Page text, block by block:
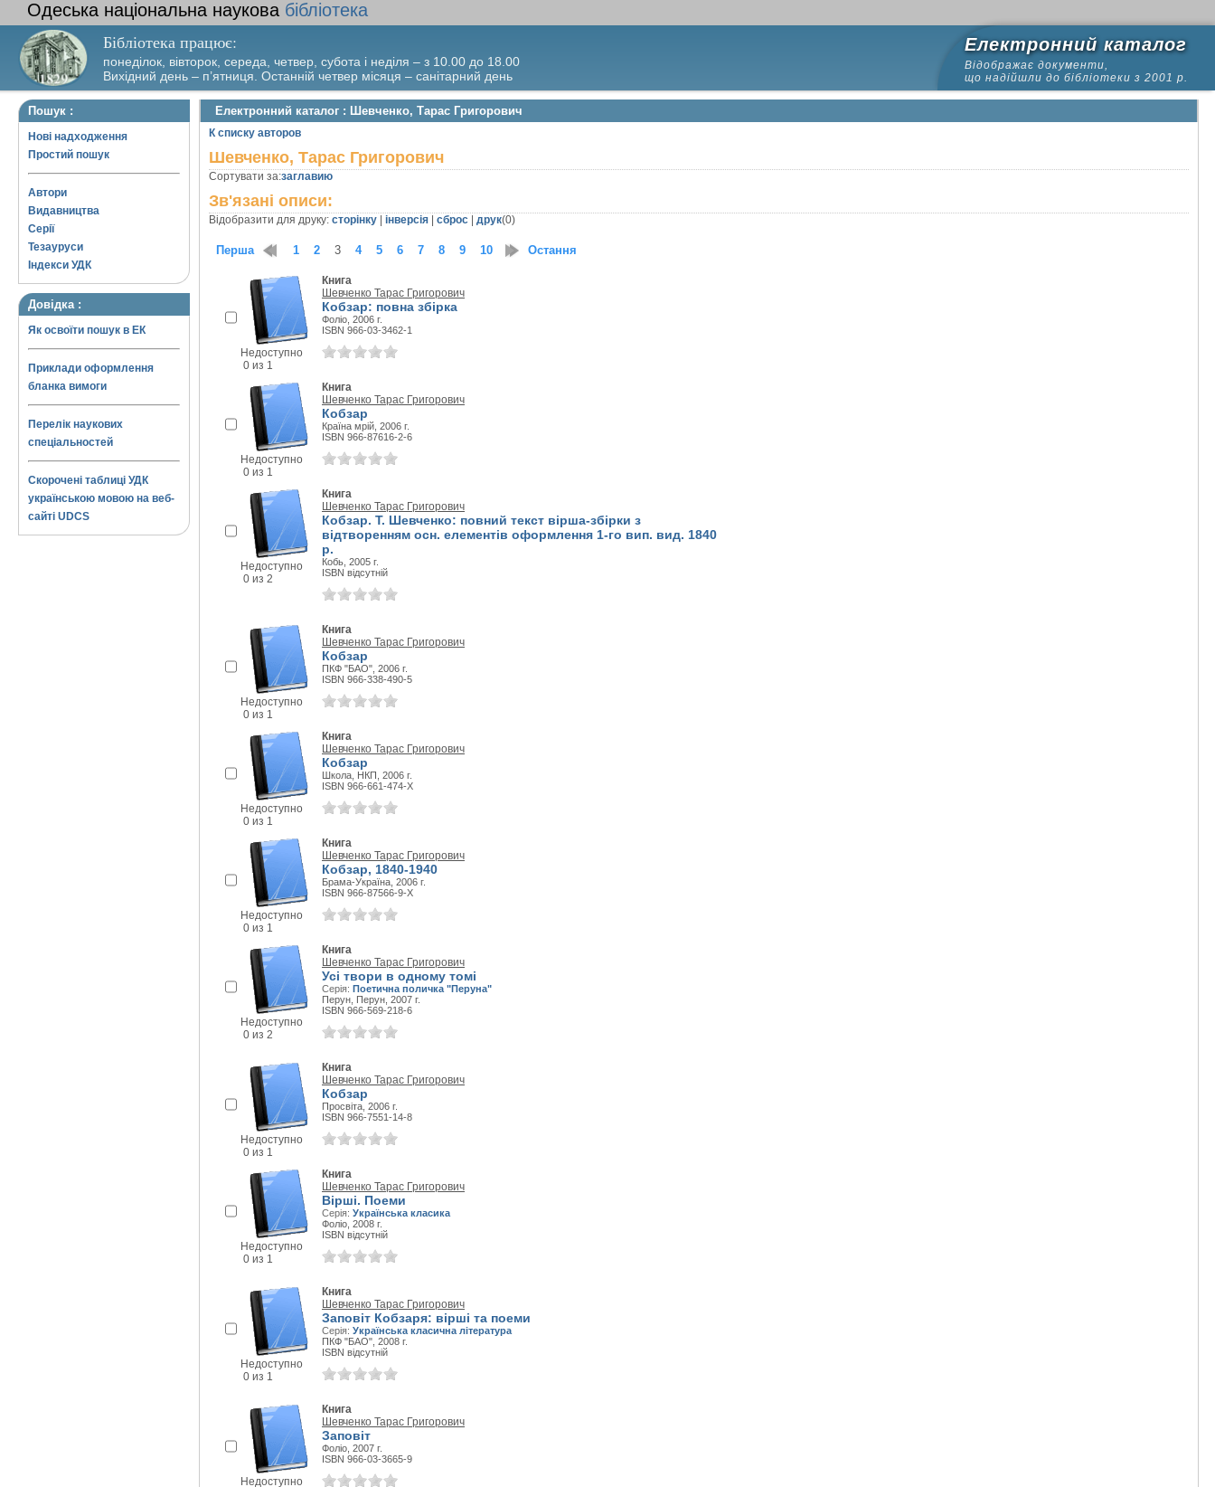
Одеська національна наукова бібліотека
Бібліотека працює:
понеділок, вівторок, середа, четвер, субота і неділя – з 10.00 до 18.00
Вихідний день – п’ятниця. Останній четвер місяця – санітарний день
Електронний каталог
Відображає документи,
що надійшли до бібліотеки з 2001 р.
Пошук :
Нові надходження
Простий пошук
Автори
Видавництва
Серії
Тезауруси
Індекси УДК
Довідка :
Як освоїти пошук в ЕК
Приклади оформлення
бланка вимоги
Перелік наукових
спеціальностей
Скорочені таблиці УДК
українською мовою на веб-
сайті UDCS
Електронний каталог : Шевченко, Тарас Григорович
К списку авторов
Шевченко, Тарас Григорович
Сортувати за:заглавию
Зв'язані описи:
Відобразити для друку: сторінку інверсія сброс друк(0)
Перша 1 2 3 4 5 6 7 8 9 10 11 12
Остання
Недоступно
0 из 1
Книга
Шевченко Тарас Григорович
Кобзар: повна збірка
Фоліо, 2006 г.
ISBN 966-03-3462-1
Недоступно
0 из 1
Книга
Шевченко Тарас Григорович
Кобзар
Країна мрій, 2006 г.
ISBN 966-87616-2-6
Недоступно
0 из 2
Книга
Шевченко Тарас Григорович
Кобзар. Т. Шевченко: повний текст вірша-збірки з
відтворенням осн. елементів оформлення 1-го вип. вид. 1840
р.
Кобь, 2005 г.
ISBN відсутній
Недоступно
0 из 1
Книга
Шевченко Тарас Григорович
Кобзар
ПКФ "БАО", 2006 г.
ISBN 966-338-490-5
Недоступно
0 из 1
Книга
Шевченко Тарас Григорович
Кобзар
Школа, НКП, 2006 г.
ISBN 966-661-474-X
Недоступно
0 из 1
Книга
Шевченко Тарас Григорович
Кобзар, 1840-1940
Брама-Україна, 2006 г.
ISBN 966-87566-9-X
Недоступно
0 из 2
Книга
Шевченко Тарас Григорович
Усі твори в одному томі
Серія: Поетична поличка "Перуна"
Перун, Перун, 2007 г.
ISBN 966-569-218-6
Недоступно
0 из 1
Книга
Шевченко Тарас Григорович
Кобзар
Просвіта, 2006 г.
ISBN 966-7551-14-8
Недоступно
0 из 1
Книга
Шевченко Тарас Григорович
Вірші. Поеми
Серія: Українська класика
Фоліо, 2008 г.
ISBN відсутній
Недоступно
0 из 1
Книга
Шевченко Тарас Григорович
Заповіт Кобзаря: вірші та поеми
Серія: Українська класична література
ПКФ "БАО", 2008 г.
ISBN відсутній
Недоступно
Книга
Шевченко Тарас Григорович
Заповіт
Фоліо, 2007 г.
ISBN 966-03-3665-9